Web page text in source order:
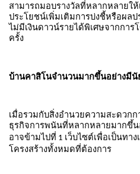
สามารถมอบรางวัลที่หลากหลายใ
ประโยชน์เพิ่มเติมการบ่งชี้หรือผล
ไม่มีเงินดาวน์รายได้พิเศษจากกา
ครั้ง
บ้านคาสิโนจำนวนมากขึ้นอย่างมี
เมื่อรวมกับสิ่งอำนวยความสะดว
ธุรกิจการพนันที่หลากหลายมากขึ้
อาจข้ามไปที่ 1 เว็บไซต์เพื่อเป็นทา
โครงสร้างทั้งหมดที่ต้องการ